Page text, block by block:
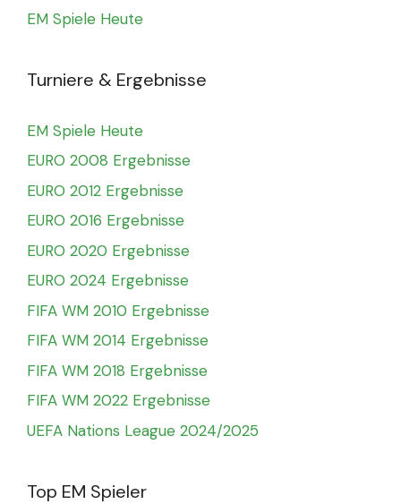
EM Spiele Heute
Turniere & Ergebnisse
EM Spiele Heute
EURO 2008 Ergebnisse
EURO 2012 Ergebnisse
EURO 2016 Ergebnisse
EURO 2020 Ergebnisse
EURO 2024 Ergebnisse
FIFA WM 2010 Ergebnisse
FIFA WM 2014 Ergebnisse
FIFA WM 2018 Ergebnisse
FIFA WM 2022 Ergebnisse
UEFA Nations League 2024/2025
Top EM Spieler